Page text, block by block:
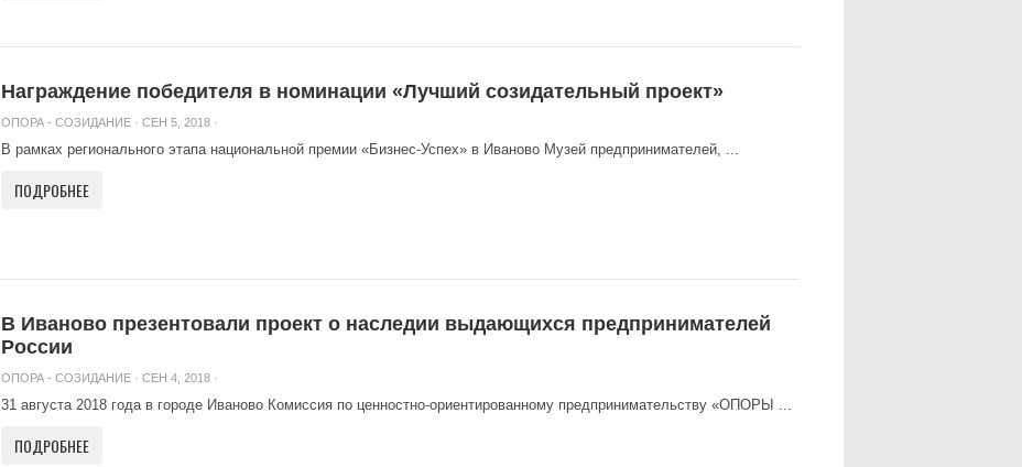
Награждение победителя в номинации «Лучший созидательный проект»
ОПОРА - СОЗИДАНИЕ · СЕН 5, 2018 ·
В рамках регионального этапа национальной премии «Бизнес-Успех» в Иваново Музей предпринимателей, ...
ПОДРОБНЕЕ
В Иваново презентовали проект о наследии выдающихся предпринимателей
России
ОПОРА - СОЗИДАНИЕ · СЕН 4, 2018 ·
31 августа 2018 года в городе Иваново Комиссия по ценностно-ориентированному предпринимательству «ОПОРЫ ...
ПОДРОБНЕЕ